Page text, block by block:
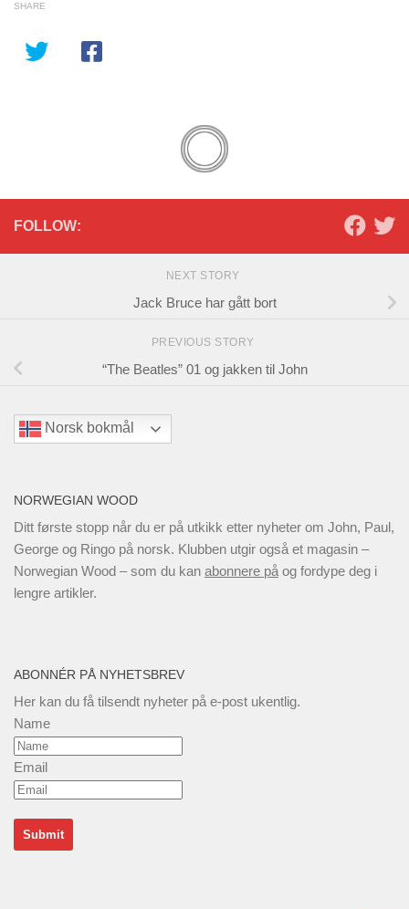
SHARE
FOLLOW:
NEXT STORY
Jack Bruce har gått bort
PREVIOUS STORY
“The Beatles” 01 og jakken til John
Norsk bokmål
NORWEGIAN WOOD
Ditt første stopp når du er på utkikk etter nyheter om John, Paul,
George og Ringo på norsk. Klubben utgir også et magasin –
Norwegian Wood – som du kan abonnere på og fordype deg i
lengre artikler.
ABONNÉR PÅ NYHETSBREV
Her kan du få tilsendt nyheter på e-post ukentlig.
Name
Email